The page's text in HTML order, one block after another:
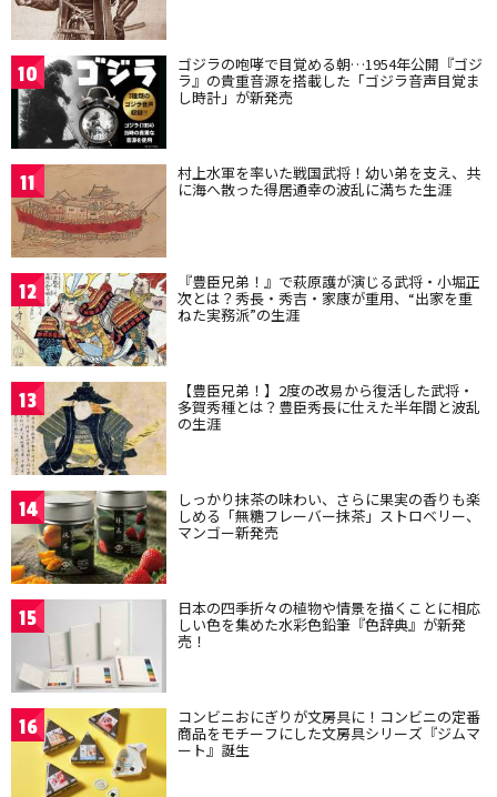
10 ゴジラの咆哮で目覚める朝…1954年公開『ゴジ
ラ』の貴重音源を搭載した「ゴジラ音声目覚ま
し時計」が新発売
11 村上水軍を率いた戦国武将！幼い弟を支え、共
に海へ散った得居通幸の波乱に満ちた生涯
12 『豊臣兄弟！』で萩原護が演じる武将・小堀正
次とは？秀長・秀吉・家康が重用、“出家を重
ねた実務派”の生涯
13 【豊臣兄弟！】2度の改易から復活した武将・
多賀秀種とは？豊臣秀長に仕えた半年間と波乱
の生涯
14 しっかり抹茶の味わい、さらに果実の香りも楽
しめる「無糖フレーバー抹茶」ストロベリー、
マンゴー新発売
15 日本の四季折々の植物や情景を描くことに相応
しい色を集めた水彩色鉛筆『色辞典』が新発
売！
16 コンビニおにぎりが文房具に！コンビニの定番
商品をモチーフにした文房具シリーズ『ジムマ
ート』誕生